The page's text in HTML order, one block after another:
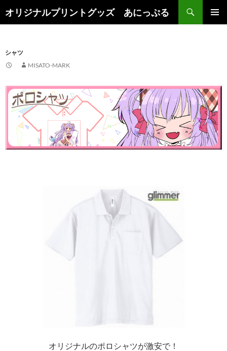
オリジナルプリントグッズ あにっぷる
索
ン
ツ
ス
キ
ッ
シャツ
MISATO-MARK
オリジナルのポロシャツが激安で！